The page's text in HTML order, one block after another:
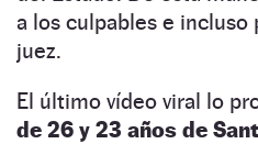
a los culpables e
juez.
El último vídeo viral lo
de 26 y 23 años de